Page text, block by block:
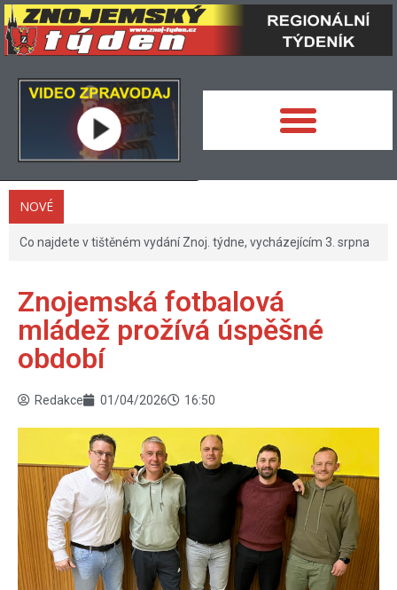
NOVÉ
Co najdete v tištěném vydání Znoj. týdne, vycházejícím 3. srpna
Znojemská fotbalová
mládež prožívá úspěšné
období
Redakce 01/04/2026 16:50